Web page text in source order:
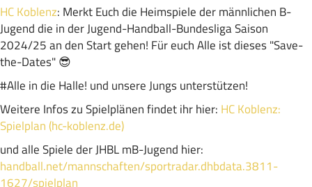
HC Koblenz: Merkt Euch die Heimspiele der männlichen B-
Jugend die in der Jugend-Handball-Bundesliga Saison
2024/25 an den Start gehen! Für euch Alle ist dieses "Save-
the-Dates" 😎
#Alle in die Halle! und unsere Jungs unterstützen!
Weitere Infos zu Spielplänen findet ihr hier: HC Koblenz:
Spielplan (hc-koblenz.de)
und alle Spiele der JHBL mB-Jugend hier:
handball.net/mannschaften/sportradar.dhbdata.3811-
1627/spielplan